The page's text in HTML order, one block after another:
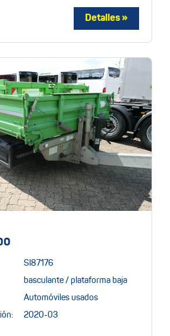
SI87176
basculante / plataforma baja
Automóviles usados
2020-03